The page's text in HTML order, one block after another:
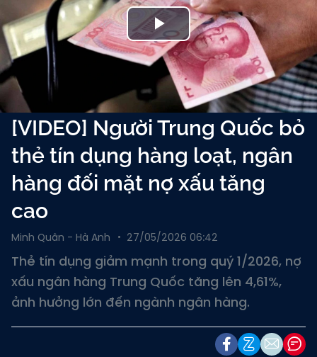
Play
Video
[VIDEO] Người Trung Quốc bỏ
thẻ tín dụng hàng loạt, ngân
hàng đối mặt nợ xấu tăng
cao
Minh Quân - Hà Anh 27/05/2026 06:42
Thẻ tín dụng giảm mạnh trong quý 1/2026, nợ
xấu ngân hàng Trung Quốc tăng lên 4,61%,
ảnh hưởng lớn đến ngành ngân hàng.